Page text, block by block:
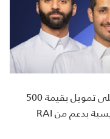
حصلت شركة Gabster السعودية على تمويل بقيمة 500
ألف دولار ضمن جولة ما قبل التأسيسية بدعم من RAI